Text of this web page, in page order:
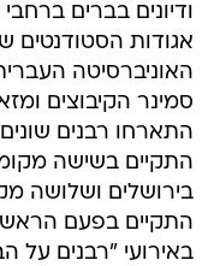
ודיונים בברים
אגודות הסטודנטים
האוניברסיטה
התארחו רבנים
התקיים בשישה
בירושלים ושלושה
התקיים בפעם
באירועי "רבנים על